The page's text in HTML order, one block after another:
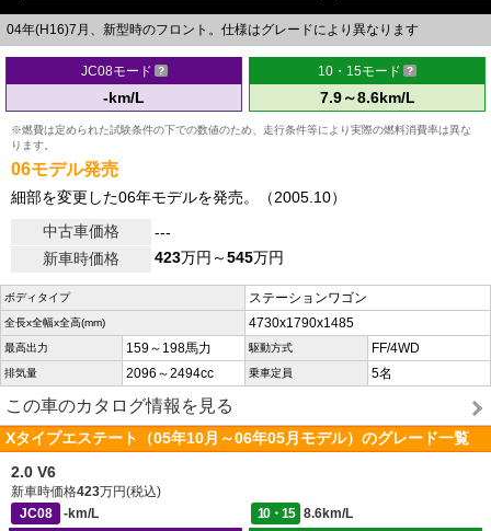
04年(H16)7月、新型時のフロント。仕様はグレードにより異なります
JC08モード
-km/L
10・15モード
7.9～8.6km/L
※燃費は定められた試験条件の下での数値のため、走行条件等により実際の燃料消費率は異な
ります。
06モデル発売
細部を変更した06年モデルを発売。（2005.10）
中古車価格
---
新車時価格
423万円～545万円
ボディタイプ ステーションワゴン
全長x全幅x全高(mm) 4730x1790x1485
最高出力 159～198馬力 駆動方式 FF/4WD
排気量 2096～2494cc 乗車定員 5名
この車のカタログ情報を見る
Xタイプエステート（05年10月～06年05月モデル）のグレード一覧
2.0 V6
新車時価格423万円(税込)
JC08
-km/L 10・15
8.6km/L